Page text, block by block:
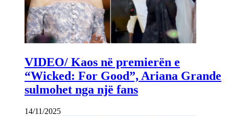
VIDEO/ Kaos në premierën e
“Wicked: For Good”, Ariana Grande
sulmohet nga një fans
14/11/2025